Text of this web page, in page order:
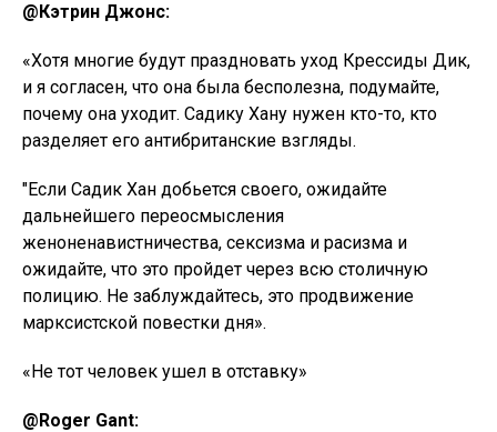
@Кэтрин Джонс:
«Хотя многие будут праздновать уход Крессиды Дик,
и я согласен, что она была бесполезна, подумайте,
почему она уходит. Садику Хану нужен кто-то, кто
разделяет его антибританские взгляды.
"Если Садик Хан добьется своего, ожидайте
дальнейшего переосмысления
женоненавистничества, сексизма и расизма и
ожидайте, что это пройдет через всю столичную
полицию. Не заблуждайтесь, это продвижение
марксистской повестки дня».
«Не тот человек ушел в отставку»
@Roger Gant: